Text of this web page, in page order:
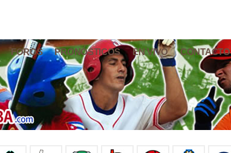
FOROS PRONÓSTICOS EN VIVO CONTACTO